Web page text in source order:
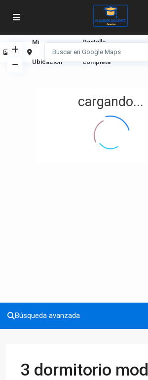
cargando...
Ver
Mi
Ubicación
Pantalla
completa
Búsqueda avanzada
3 dormitorio mod